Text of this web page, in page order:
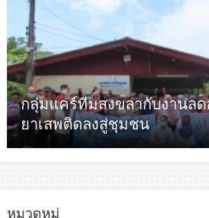
กลุ่มแคร์ทีมสงขลากับงานล
ยาเสพติดลงสู่ชุมชน
หมวดหมู่